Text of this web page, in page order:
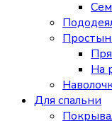
На
Для спальни